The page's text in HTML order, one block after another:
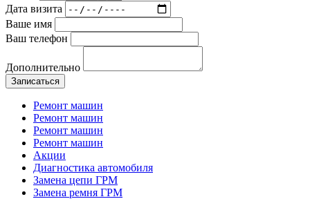
Дата визита
Ваше имя
Ваш телефон
Дополнительно
Записаться
Ремонт машин
Ремонт машин
Ремонт машин
Ремонт машин
Акции
Диагностика автомобиля
Замена цепи ГРМ
Замена ремня ГРМ